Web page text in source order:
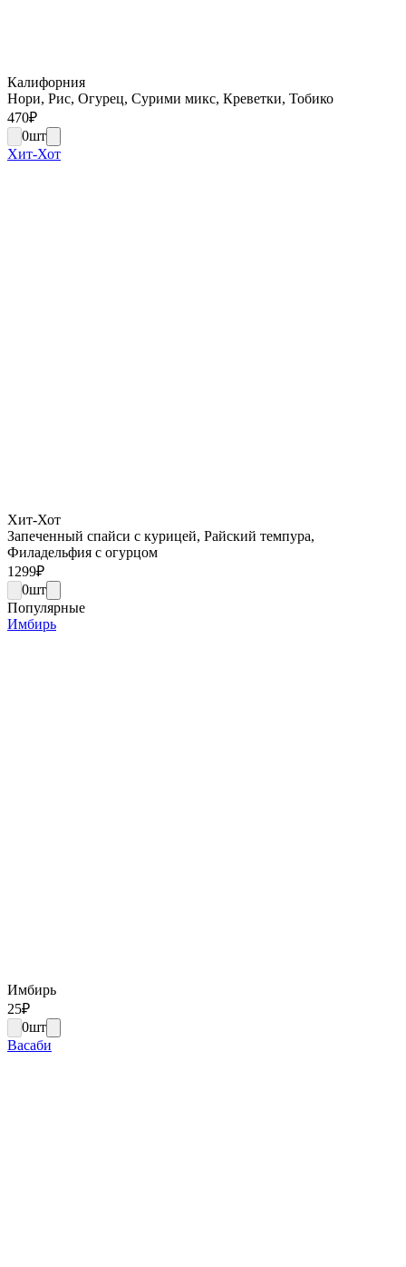
Калифорния
Нори, Рис, Огурец, Сурими микс, Креветки, Тобико
470₽
0шт
Хит-Хот
Хит-Хот
Запеченный спайси с курицей, Райский темпура,
Филадельфия с огурцом
1299₽
0шт
Популярные
Имбирь
Имбирь
25₽
0шт
Васаби